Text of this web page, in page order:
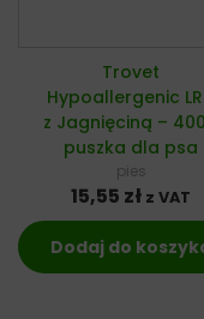
Trovet
Hypoallergenic
z Jagnięciną –
puszka dla psa
pies
15,55 zł z VAT
Dodaj do